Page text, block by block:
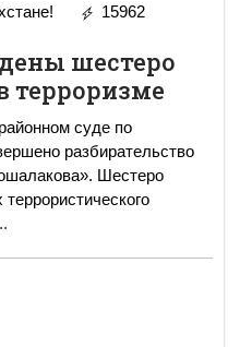
15962
шестеро
терроризме
суде по
разбирательство
Шестеро